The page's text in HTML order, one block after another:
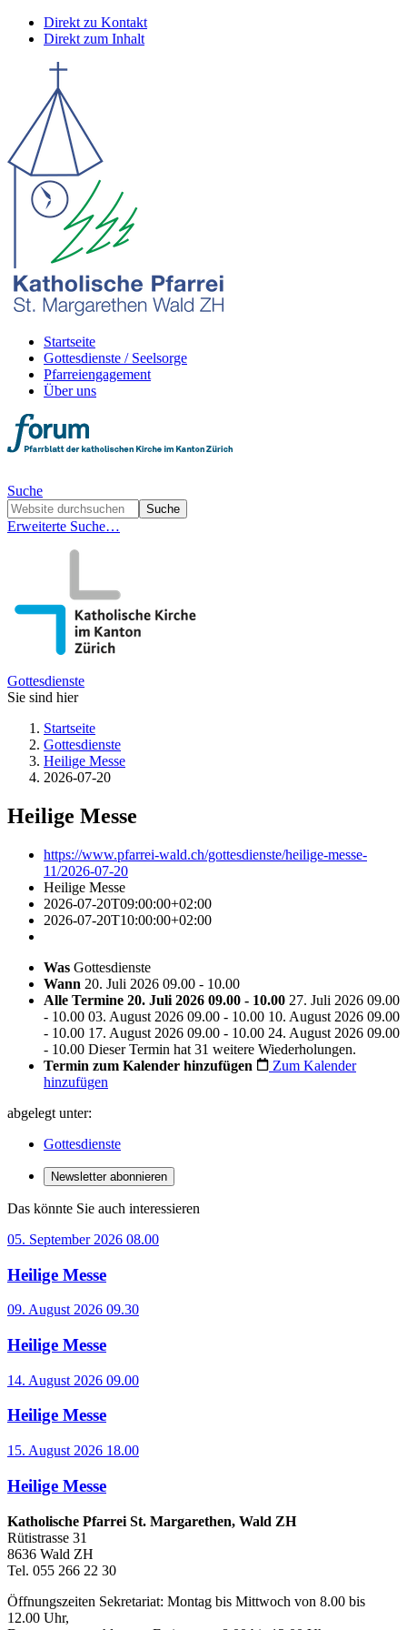
Direkt zu Kontakt
Direkt zum Inhalt
Startseite
Gottesdienste / Seelsorge
Pfarreiengagement
Über uns
Suche
Erweiterte Suche…
Gottesdienste
Sie sind hier
Startseite
Gottesdienste
Heilige Messe
2026-07-20
Heilige Messe
https://www.pfarrei-wald.ch/gottesdienste/heilige-messe-
11/2026-07-20
Heilige Messe
2026-07-20T09:00:00+02:00
2026-07-20T10:00:00+02:00
Was Gottesdienste
Wann 20. Juli 2026 09.00 - 10.00
Alle Termine 20. Juli 2026 09.00 - 10.00 27. Juli 2026 09.00
- 10.00 03. August 2026 09.00 - 10.00 10. August 2026 09.00
- 10.00 17. August 2026 09.00 - 10.00 24. August 2026 09.00
- 10.00 Dieser Termin hat 31 weitere Wiederholungen.
Termin zum Kalender hinzufügen
Zum Kalender
hinzufügen
abgelegt unter:
Gottesdienste
Newsletter abonnieren
Das könnte Sie auch interessieren
05. September 2026 08.00
Heilige Messe
09. August 2026 09.30
Heilige Messe
14. August 2026 09.00
Heilige Messe
15. August 2026 18.00
Heilige Messe
Katholische Pfarrei St. Margarethen, Wald ZH
Rütistrasse 31
8636 Wald ZH
Tel. 055 266 22 30
Öffnungszeiten Sekretariat: Montag bis Mittwoch von 8.00 bis
12.00 Uhr,